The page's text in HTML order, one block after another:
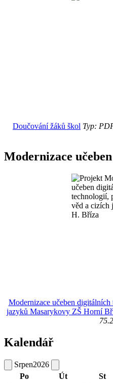
Doučování žáků škol Typ:
Modernizace
Modernizace učeben
jazyků Masarykovy ZŠ Horní
Kalendář
Srpen2026
Po
Út St